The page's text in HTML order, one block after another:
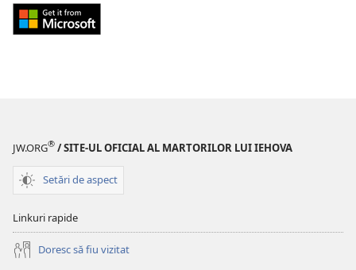
Download
from
fereastră
nouă)
JW.ORG® / SITE-UL OFICIAL AL MARTORILOR LUI IEHOVA
Setări de aspect
Linkuri rapide
Doresc să fiu vizitat